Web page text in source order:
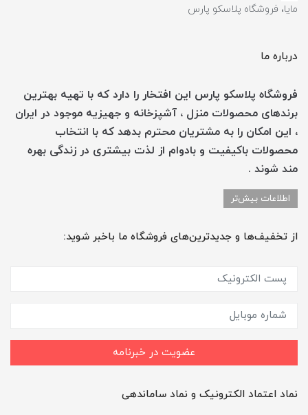
مایا، فروشگاه پلاسکو پارس
درباره ما
فروشگاه پلاسکو پارس این افتخار را دارد که با تهیه بهترین
برندهای محصولات منزل ، آشپزخانه و جهیزیه موجود در ایران
، این امکان را به مشتریان محترم بدهد که با انتخاب
محصولات باکیفیت و بادوام از لذت بیشتری در زندگی بهره
مند شوند .
اطلاعات بیش‌تر
از تخفیف‌ها و جدیدترین‌های فروشگاه ما باخبر شوید:
عضویت در خبرنامه
نماد اعتماد الکترونیک و نماد ساماندهی